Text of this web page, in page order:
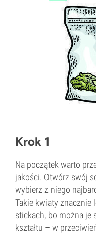
Krok 1
Na początek warto
jakości. Otwórz swój
wybierz z niego
Takie kwiaty znacznie
stickach, bo można je
kształtu – w